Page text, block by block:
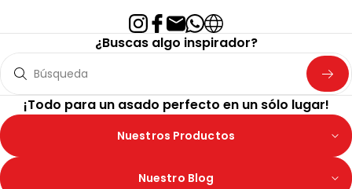
¿Buscas algo inspirador?
Búsqueda
¡Todo para un asado perfecto en un sólo lugar!
Nuestros Productos
Nuestro Blog